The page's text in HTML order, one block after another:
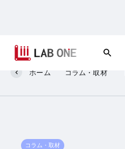
ホーム コラム・取材
コラム・取材